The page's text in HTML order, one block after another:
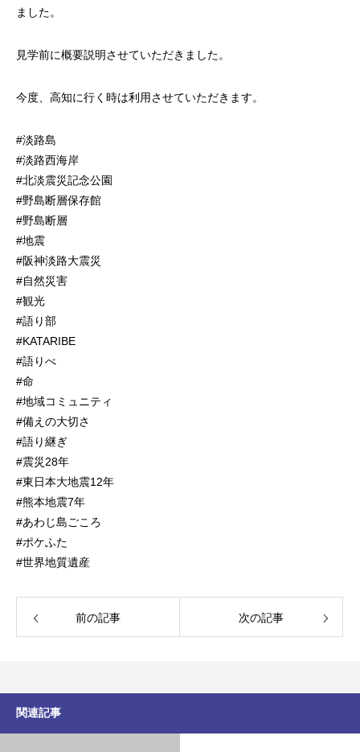
ました。
見学前に概要説明させていただきました。
今度、高知に行く時は利用させていただきます。
#淡路島
#淡路西海岸
#北淡震災記念公園
#野島断層保存館
#野島断層
#地震
#阪神淡路大震災
#自然災害
#観光
#語り部
#KATARIBE
#語りべ
#命
#地域コミュニティ
#備えの大切さ
#語り継ぎ
#震災28年
#東日本大地震12年
#熊本地震7年
#あわじ島ごころ
#ポケふた
#世界地質遺産
前の記事 次の記事
関連記事